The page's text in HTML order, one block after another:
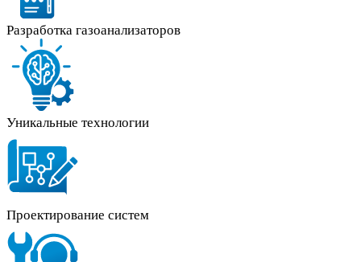
Разработка газоанализаторов
Уникальные технологии
Проектирование систем